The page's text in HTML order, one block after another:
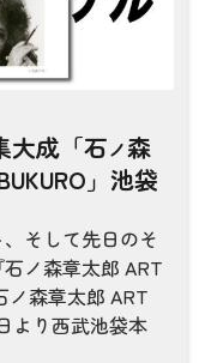
大成「石ノ森
」池袋
そして先日のそ
ノ森章太郎 ART
ノ森章太郎 ART
より西武池袋本